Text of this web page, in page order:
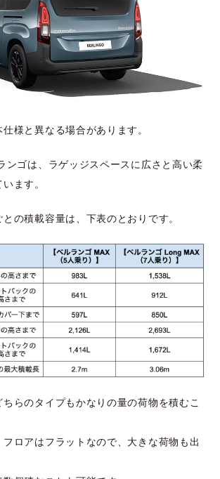
様と異なる場合があります。
ンゴは、ラゲッジスペースに広さと高い柔
ます。
の積載容量は、下表のとおりです。
らのタイプもかなりの量の荷物を積むこ
ロアはフラットなので、大きな荷物も出